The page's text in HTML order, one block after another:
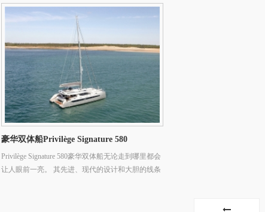
豪华双体船Privilège Signature 580
Privilège Signature 580豪华双体船无论走到哪里都会
让人眼前一亮。 其先进、现代的设计和大胆的线条